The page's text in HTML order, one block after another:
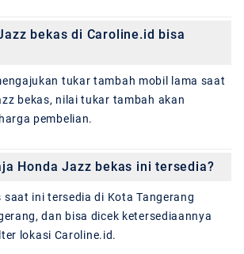
bekas di Caroline.id bisa
tukar tambah mobil lama saat
bekas, nilai tukar tambah akan
pembelian.
Honda Jazz bekas ini tersedia?
saat ini tersedia di Kota Tangerang
dan bisa dicek ketersediaannya
lokasi Caroline.id.